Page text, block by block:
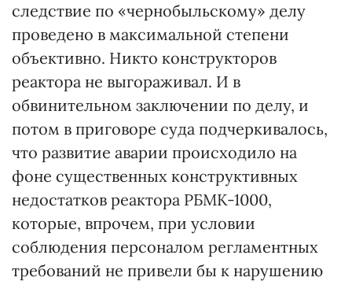
следствие по «чернобыльскому» делу
проведено в максимальной степени
объективно. Никто конструкторов
реактора не выгораживал. И в
обвинительном заключении по делу, и
потом в приговоре суда подчеркивалось,
что развитие аварии происходило на
фоне существенных конструктивных
недостатков реактора РБМК-1000,
которые, впрочем, при условии
соблюдения персоналом регламентных
требований не привели бы к нарушению